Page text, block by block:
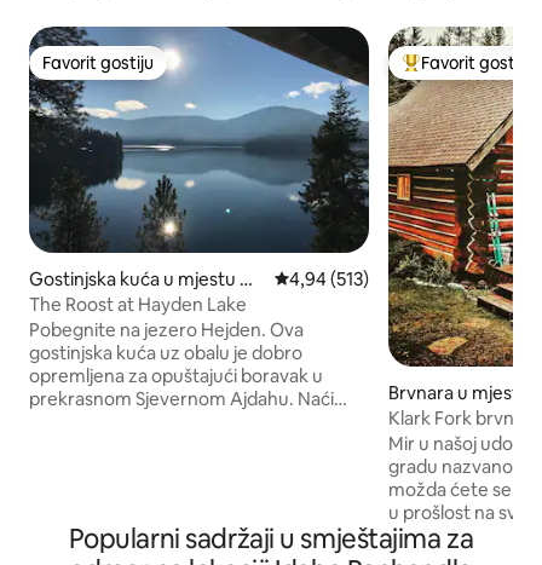
Favorit gostiju
Favorit gostiju
Gostinjska kuća u mjestu Ha
yden
prosječna ocjena 4,94 od 5,
4,94 (513)
The Roost at Hayden Lake
Pobegnite na jezero Hejden. Ova
gostinjska kuća uz obalu je dobro
opremljena za opuštajući boravak u
prekrasnom Sjevernom Ajdahu. Naći
preporučuju se vozila sa pogonom na
sva četiri točka ili zimske gume kako
Glavni favorit
Favorit gostiju
Brvnara u mjestu
Klark Fork
beg od
Mir u našoj
gradu nazvanom
možda ćete se
u prošlost na
Blagosloveni smo
Fork, jezerom Pend Orielle,
Popularni sadržaji u smještajima za